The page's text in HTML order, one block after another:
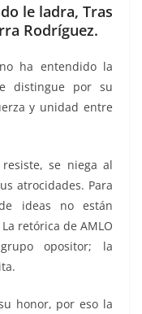
e
gr
a
m
m
p
ar
tir
le ladra, Tras
Rodríguez.
ha entendido la
distingue por su
y unidad entre
se niega al
atrocidades. Para
ideas no están
retórica de AMLO
opositor; la
honor, por eso la